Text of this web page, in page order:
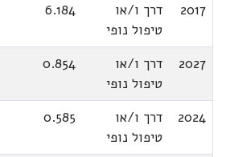
2017
דרך ו/או
טיפול נופי
6.184
2027
דרך ו/או
טיפול נופי
0.854
2024
דרך ו/או
טיפול נופי
0.585